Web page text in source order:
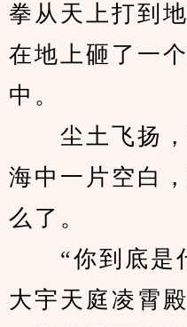
拳从天上打到
在地上砸了一
中。
尘土飞扬，
海中一片空白
么了。
“你到底是什
大宇天庭凌霄